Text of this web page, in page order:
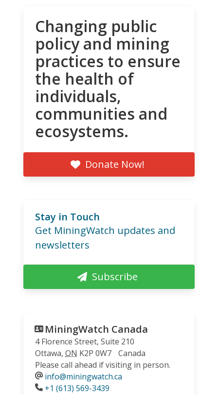
Changing public
policy and mining
practices to ensure
the health of
individuals,
communities and
ecosystems.
Donate Now!
Stay in Touch
Get MiningWatch updates and
newsletters
Subscribe
MiningWatch Canada
4 Florence Street, Suite 210
Ottawa, ON K2P 0W7
Canada
Please call ahead if visiting in person.
info@miningwatch.ca
Phone
+1 (613) 569-3439